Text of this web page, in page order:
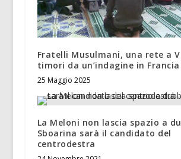
Fratelli Musulmani, una rete a
timori da un’indagine in Francia
25 Maggio 2025
La Meloni non lascia spazio a
Sboarina sarà il candidato del
centrodestra